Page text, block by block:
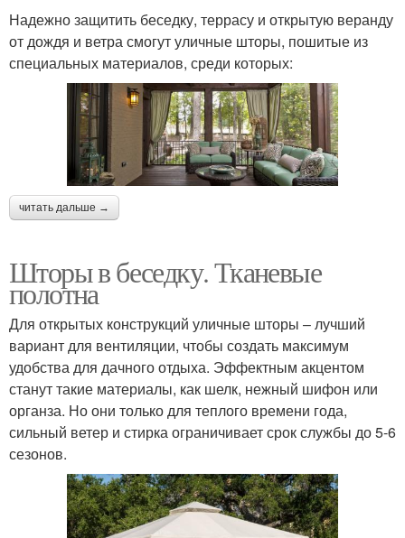
Надежно защитить беседку, террасу и открытую веранду
от дождя и ветра смогут уличные шторы, пошитые из
специальных материалов, среди которых:
читать дальше →
Шторы в беседку. Тканевые
полотна
Для открытых конструкций уличные шторы – лучший
вариант для вентиляции, чтобы создать максимум
удобства для дачного отдыха. Эффектным акцентом
станут такие материалы, как шелк, нежный шифон или
органза. Но они только для теплого времени года,
сильный ветер и стирка ограничивает срок службы до 5-6
сезонов.